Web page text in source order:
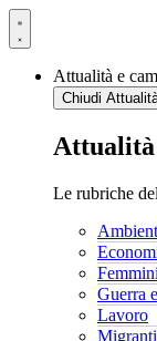
Vai
al
Attualità e
Chiudi
Attualità
Le rubriche
Guerra
Lavoro
Migranti